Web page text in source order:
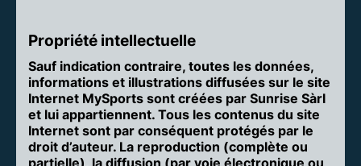
Propriété intellectuelle
Sauf indication contraire, toutes les données,
informations et illustrations diffusées sur le site
Internet MySports sont créées par Sunrise Sàrl
et lui appartiennent. Tous les contenus du site
Internet sont par conséquent protégés par le
droit d’auteur. La reproduction (complète ou
partielle), la diffusion (par voie électronique ou